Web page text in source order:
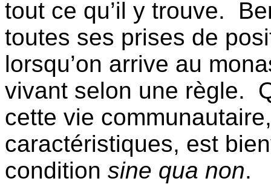
tout ce qu’il y trouve.
toutes ses prises de
lorsqu’on arrive au
vivant selon une règle.
cette vie
caractéristiques, est
condition sine qua non.